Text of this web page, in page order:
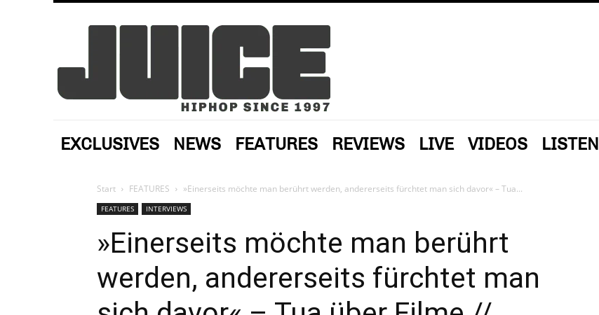
EXCLUSIVES NEWS FEATURES REVIEWS LIVE VIDEOS LISTEN
Start FEATURES »Einerseits möchte man berührt werden, andererseits fürchtet man sich davor« – Tua...
FEATURES INTERVIEWS
»Einerseits möchte man berührt
werden, andererseits fürchtet man